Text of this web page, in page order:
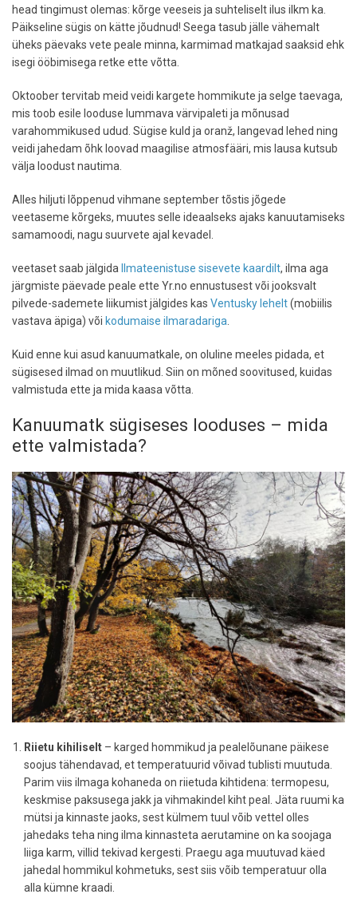
head tingimust olemas: kõrge veeseis ja suhteliselt ilus ilkm ka.
Päikseline sügis on kätte jõudnud! Seega tasub jälle vähemalt
üheks päevaks vete peale minna, karmimad matkajad saaksid ehk
isegi ööbimisega retke ette võtta.
Oktoober tervitab meid veidi kargete hommikute ja selge taevaga,
mis toob esile looduse lummava värvipaleti ja mõnusad
varahommikused udud. Sügise kuld ja oranž, langevad lehed ning
veidi jahedam õhk loovad maagilise atmosfääri, mis lausa kutsub
välja loodust nautima.
Alles hiljuti lõppenud vihmane september tõstis jõgede
veetaseme kõrgeks, muutes selle ideaalseks ajaks kanuutamiseks
samamoodi, nagu suurvete ajal kevadel.
veetaset saab jälgida Ilmateenistuse sisevete kaardilt, ilma aga
järgmiste päevade peale ette Yr.no ennustusest või jooksvalt
pilvede-sademete liikumist jälgides kas Ventusky lehelt(mobiilis
vastava äpiga) või kodumaise ilmaradariga.
Kuid enne kui asud kanuumatkale, on oluline meeles pidada, et
sügisesed ilmad on muutlikud. Siin on mõned soovitused, kuidas
valmistuda ette ja mida kaasa võtta.
Kanuumatk sügiseses looduses – mida
ette valmistada?
Riietu kihiliselt – karged hommikud ja pealelõunane päikese
soojus tähendavad, et temperatuurid võivad tublisti muutuda.
Parim viis ilmaga kohaneda on riietuda kihtidena: termopesu,
keskmise paksusega jakk ja vihmakindel kiht peal. Jäta ruumi ka
mütsi ja kinnaste jaoks, sest külmem tuul võib vettel olles
jahedaks teha ning ilma kinnasteta aerutamine on ka soojaga
liiga karm, villid tekivad kergesti. Praegu aga muutuvad käed
jahedal hommikul kohmetuks, sest siis võib temperatuur olla
alla kümne kraadi.